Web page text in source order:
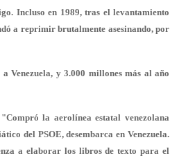
Incluso en 1989, tras el levantamiento
a reprimir brutalmente asesinando, por
Venezuela, y 3.000 millones más al año
la aerolínea estatal venezolana
del PSOE, desembarca en Venezuela.
a elaborar los libros de texto para el